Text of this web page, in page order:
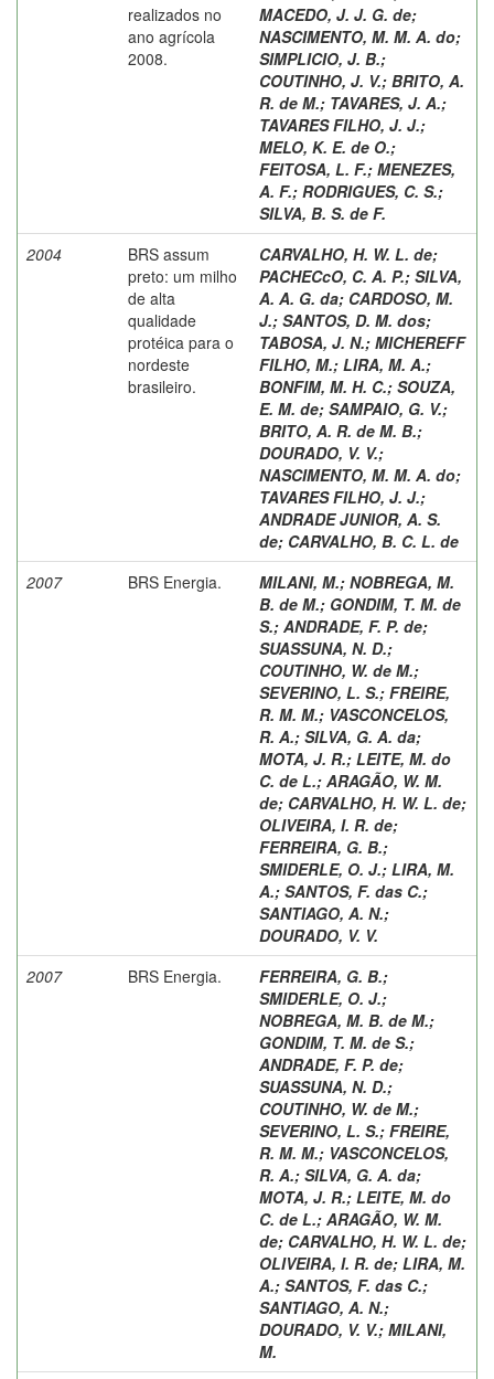
realizados no
ano agrícola
2008.
MACEDO, J. J. G. de;
NASCIMENTO, M. M. A. do;
SIMPLICIO, J. B.;
COUTINHO, J. V.; BRITO, A.
R. de M.; TAVARES, J. A.;
TAVARES FILHO, J. J.;
MELO, K. E. de O.;
FEITOSA, L. F.; MENEZES,
A. F.; RODRIGUES, C. S.;
SILVA, B. S. de F.
2004
BRS assum
preto: um milho
de alta
qualidade
protéica para o
nordeste
brasileiro.
CARVALHO, H. W. L. de;
PACHECcO, C. A. P.; SILVA,
A. A. G. da; CARDOSO, M.
J.; SANTOS, D. M. dos;
TABOSA, J. N.; MICHEREFF
FILHO, M.; LIRA, M. A.;
BONFIM, M. H. C.; SOUZA,
E. M. de; SAMPAIO, G. V.;
BRITO, A. R. de M. B.;
DOURADO, V. V.;
NASCIMENTO, M. M. A. do;
TAVARES FILHO, J. J.;
ANDRADE JUNIOR, A. S.
de; CARVALHO, B. C. L. de
2007
BRS Energia. MILANI, M.; NOBREGA, M.
B. de M.; GONDIM, T. M. de
S.; ANDRADE, F. P. de;
SUASSUNA, N. D.;
COUTINHO, W. de M.;
SEVERINO, L. S.; FREIRE,
R. M. M.; VASCONCELOS,
R. A.; SILVA, G. A. da;
MOTA, J. R.; LEITE, M. do
C. de L.; ARAGÃO, W. M.
de; CARVALHO, H. W. L. de;
OLIVEIRA, I. R. de;
FERREIRA, G. B.;
SMIDERLE, O. J.; LIRA, M.
A.; SANTOS, F. das C.;
SANTIAGO, A. N.;
DOURADO, V. V.
2007
BRS Energia. FERREIRA, G. B.;
SMIDERLE, O. J.;
NOBREGA, M. B. de M.;
GONDIM, T. M. de S.;
ANDRADE, F. P. de;
SUASSUNA, N. D.;
COUTINHO, W. de M.;
SEVERINO, L. S.; FREIRE,
R. M. M.; VASCONCELOS,
R. A.; SILVA, G. A. da;
MOTA, J. R.; LEITE, M. do
C. de L.; ARAGÃO, W. M.
de; CARVALHO, H. W. L. de;
OLIVEIRA, I. R. de; LIRA, M.
A.; SANTOS, F. das C.;
SANTIAGO, A. N.;
DOURADO, V. V.; MILANI,
M.